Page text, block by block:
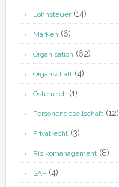
Lohnsteuer(14)
Marken (6)
Organisation (62)
Organschaft(4)
Österreich (1)
Personengesellschaft(12)
Privatrecht(3)
Risikomanagement(8)
SAP(4)